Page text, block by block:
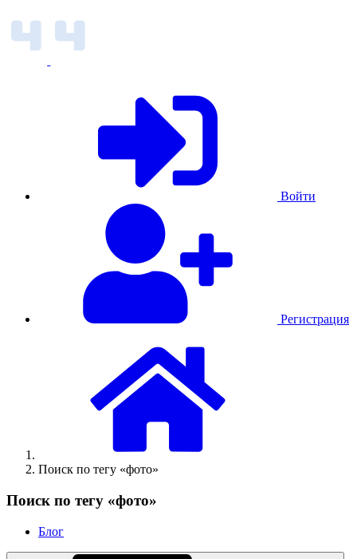
Войти
Регистрация
Поиск по тегу «фото»
Поиск по тегу «фото»
Блог